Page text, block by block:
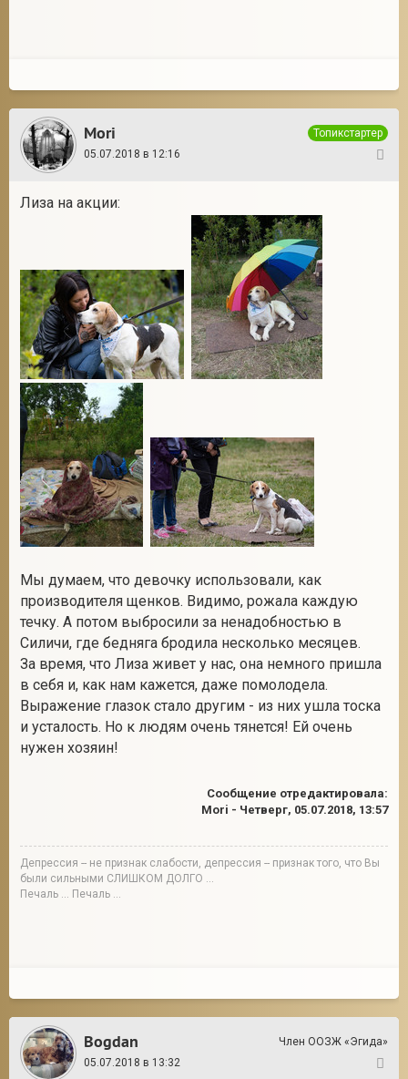
Mori
Топикстартер
05.07.2018 в 12:16
Лиза на акции:
Мы думаем, что девочку использовали, как
производителя щенков. Видимо, рожала каждую
течку. А потом выбросили за ненадобностью в
Силичи, где бедняга бродила несколько месяцев.
За время, что Лиза живет у нас, она немного пришла
в себя и, как нам кажется, даже помолодела.
Выражение глазок стало другим - из них ушла тоска
и усталость. Но к людям очень тянется! Ей очень
нужен хозяин!
Сообщение отредактировала:
Mori - Четверг, 05.07.2018, 13:57
Депрессия -- не признак слабости, депрессия -- признак того, что Вы
были сильными СЛИШКОМ ДОЛГО ...
Печаль ... Печаль ...
Bogdan
Член ООЗЖ «Эгида»
05.07.2018 в 13:32